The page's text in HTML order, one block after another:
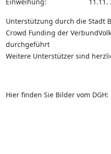
Unterstützung durch die Stadt
Crowd Funding der
durchgeführt
Weitere Unterstützer sind
Hier finden Sie Bilder vom DGH: